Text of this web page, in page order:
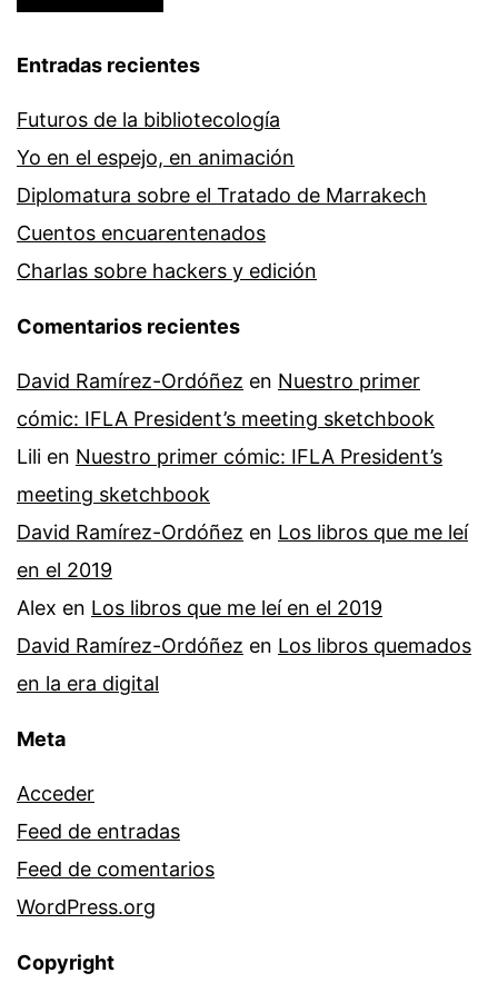
Entradas recientes
Futuros de la bibliotecología
Yo en el espejo, en animación
Diplomatura sobre el Tratado de Marrakech
Cuentos encuarentenados
Charlas sobre hackers y edición
Comentarios recientes
David Ramírez-Ordóñez en Nuestro primer
cómic: IFLA President’s meeting sketchbook
Lili en Nuestro primer cómic: IFLA President’s
meeting sketchbook
David Ramírez-Ordóñez en Los libros que me leí
en el 2019
Alex en Los libros que me leí en el 2019
David Ramírez-Ordóñez en Los libros quemados
en la era digital
Meta
Acceder
Feed de entradas
Feed de comentarios
WordPress.org
Copyright